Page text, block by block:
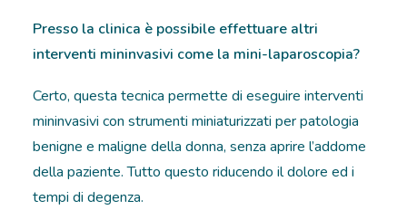
Presso la clinica è possibile effettuare altri
interventi mininvasivi come la mini-laparoscopia?
Certo, questa tecnica permette di eseguire interventi
mininvasivi con strumenti miniaturizzati per patologia
benigne e maligne della donna, senza aprire l’addome
della paziente. Tutto questo riducendo il dolore ed i
tempi di degenza.